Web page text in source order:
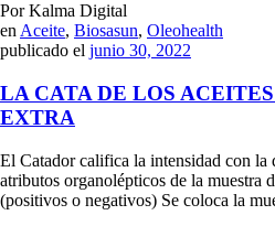
Por Kalma Digital
en Aceite, Biosasun, Oleohealth
publicado el junio 30, 2022
LA CATA DE LOS
EXTRA
El Catador califica la intensidad con la
atributos organolépticos de la muestra
(positivos o negativos) Se coloca la